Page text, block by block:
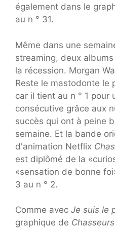
également dans le
au n ° 31.
Même dans une
streaming, deux
la récession. Morgan
Reste le mastodonte le
car il tient au n ° 1 pour
consécutive grâce aux
succès qui ont à peine
semaine. Et la bande
d'animation Netflix
est diplômé de la
«sensation de bonne
3 au n ° 2.
Comme avec Je suis le
graphique de